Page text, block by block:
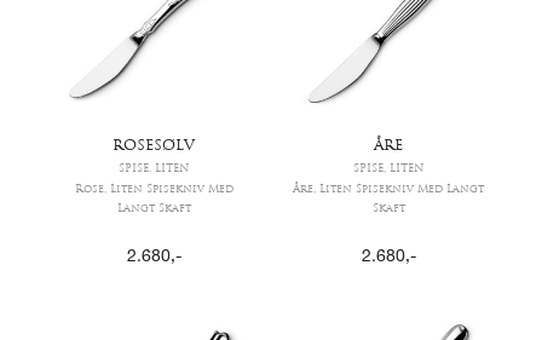
ROSESØLV
SPISE, LITEN
Rose, Liten Spisekniv Med
Langt Skaft
2.680,-
ÅRE
SPISE, LITEN
Åre, Liten Spisekniv Med Langt
Skaft
2.680,-